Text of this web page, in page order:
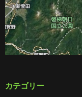
カテゴリー